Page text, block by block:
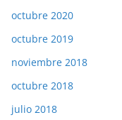
octubre 2020
octubre 2019
noviembre 2018
octubre 2018
julio 2018